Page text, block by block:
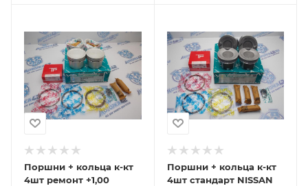
Поршни + кольца к-кт
4шт ремонт +1,00
Поршни + кольца к-кт
4шт стандарт NISSAN